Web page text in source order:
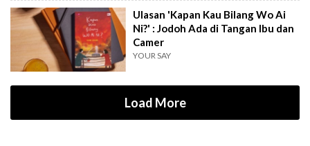
Ulasan 'Kapan Kau Bilang Wo Ai
Ni?' : Jodoh Ada di Tangan Ibu dan
Camer
YOUR SAY
Load More